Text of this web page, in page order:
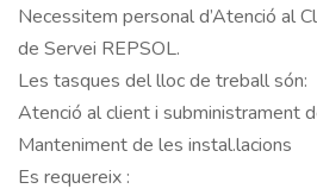
Necessitem personal d’Atenció al
de Servei REPSOL.
Les tasques del lloc de treball són:
Atenció al client i subministrament
Manteniment de les instal.lacions
Es requereix :